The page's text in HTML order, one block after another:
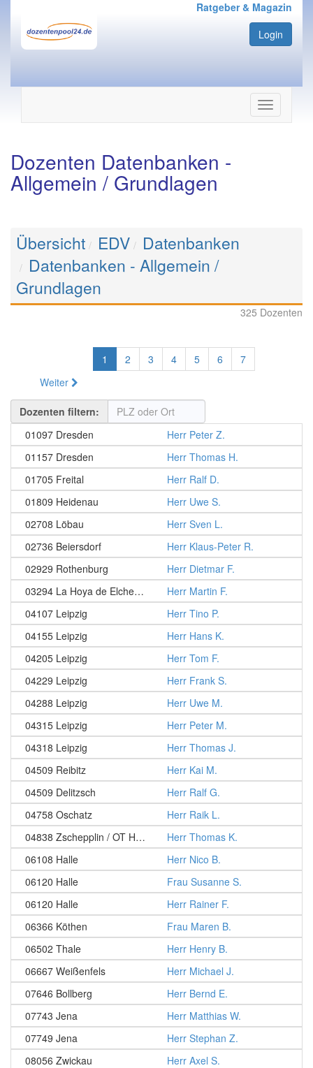
Ratgeber & Magazin
Login
Navigation
ein-/
Dozenten Datenbanken -
Allgemein / Grundlagen
Übersicht EDV
Datenbanken
Datenbanken - Allgemein /
Grundlagen
325 Dozenten
1 2 3 4 5 6
7
Weiter
Dozenten filtern:
01097 Dresden
Herr Peter Z.
01157 Dresden
Herr Thomas H.
01705 Freital
Herr Ralf D.
01809 Heidenau
Herr Uwe S.
02708 Löbau
Herr Sven L.
02736 Beiersdorf
Herr Klaus-Peter R.
02929 Rothenburg
Herr Dietmar F.
03294 La Hoya de Elche, Spanien
Herr Martin F.
04107 Leipzig
Herr Tino P.
04155 Leipzig
Herr Hans K.
04205 Leipzig
Herr Tom F.
04229 Leipzig
Herr Frank S.
04288 Leipzig
Herr Uwe M.
04315 Leipzig
Herr Peter M.
04318 Leipzig
Herr Thomas J.
04509 Reibitz
Herr Kai M.
04509 Delitzsch
Herr Ralf G.
04758 Oschatz
Herr Raik L.
04838 Zschepplin / OT Hohenprießnitz
Herr Thomas K.
06108 Halle
Herr Nico B.
06120 Halle
Frau Susanne S.
06120 Halle
Herr Rainer F.
06366 Köthen
Frau Maren B.
06502 Thale
Herr Henry B.
06667 Weißenfels
Herr Michael J.
07646 Bollberg
Herr Bernd E.
07743 Jena
Herr Matthias W.
07749 Jena
Herr Stephan Z.
08056 Zwickau
Herr Axel S.